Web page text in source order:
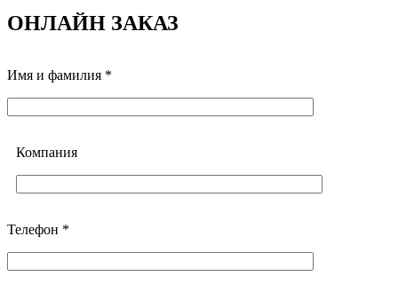
ОНЛАЙН ЗАКАЗ
Имя и фамилия *
Компания
Телефон *